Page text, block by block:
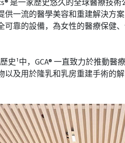
是一家歷史悠久的全球醫療技
供一流的醫學美容和重建解決方
可靠的設備，為女性的醫療保健
史¹中，GCA® 一直致力於推動
以及用於隆乳和乳房重建手術的解